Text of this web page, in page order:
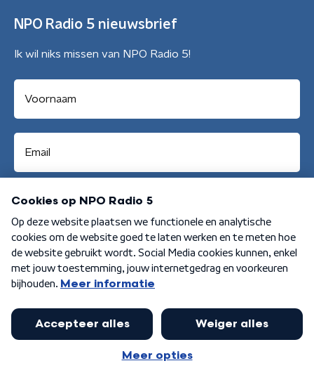
NPO Radio 5 nieuwsbrief
Ik wil niks missen van NPO Radio 5!
Aanmelden
Algemene voorwaarden